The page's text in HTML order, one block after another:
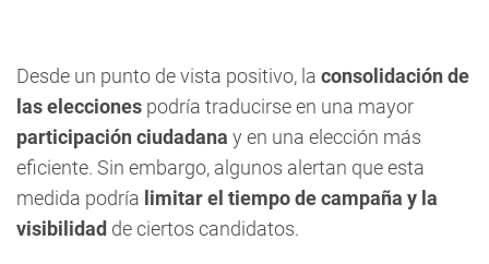
Desde un punto de vista positivo, la consolidación de
las elecciones podría traducirse en una mayor
participación ciudadana y en una elección más
eficiente. Sin embargo, algunos alertan que esta
medida podría limitar el tiempo de campaña y la
visibilidad de ciertos candidatos.